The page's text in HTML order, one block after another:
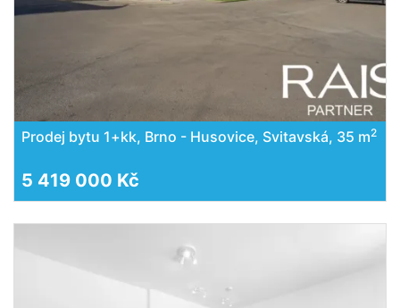
Prodej bytu 1+kk, Brno - Husovice, Svitavská, 35 m2
5 419 000 Kč